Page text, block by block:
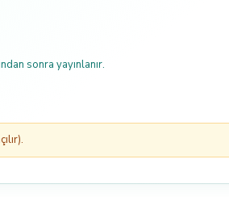
sonra yayınlanır.